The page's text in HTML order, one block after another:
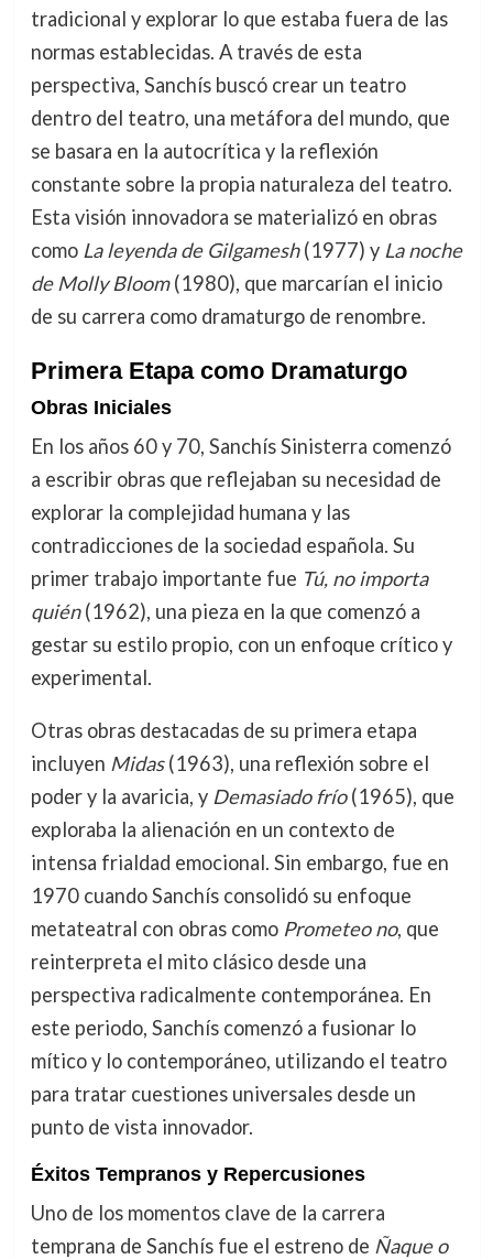
tradicional y explorar lo que estaba fuera de las
normas establecidas. A través de esta
perspectiva, Sanchís buscó crear un teatro
dentro del teatro, una metáfora del mundo, que
se basara en la autocrítica y la reflexión
constante sobre la propia naturaleza del teatro.
Esta visión innovadora se materializó en obras
como La leyenda de Gilgamesh(1977) y La noche
de Molly Bloom(1980), que marcarían el inicio
de su carrera como dramaturgo de renombre.
Primera Etapa como Dramaturgo
Obras Iniciales
En los años 60 y 70, Sanchís Sinisterra comenzó
a escribir obras que reflejaban su necesidad de
explorar la complejidad humana y las
contradicciones de la sociedad española. Su
primer trabajo importante fue Tú, no importa
quién(1962), una pieza en la que comenzó a
gestar su estilo propio, con un enfoque crítico y
experimental.
Otras obras destacadas de su primera etapa
incluyen Midas(1963), una reflexión sobre el
poder y la avaricia, y Demasiado frío(1965), que
exploraba la alienación en un contexto de
intensa frialdad emocional. Sin embargo, fue en
1970 cuando Sanchís consolidó su enfoque
metateatral con obras como Prometeo no, que
reinterpreta el mito clásico desde una
perspectiva radicalmente contemporánea. En
este periodo, Sanchís comenzó a fusionar lo
mítico y lo contemporáneo, utilizando el teatro
para tratar cuestiones universales desde un
punto de vista innovador.
Éxitos Tempranos y Repercusiones
Uno de los momentos clave de la carrera
temprana de Sanchís fue el estreno de Ñaque o